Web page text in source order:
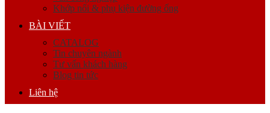
Khớp nối & phụ kiện đường ống
BÀI VIẾT
CATALOG
Tin chuyên ngành
Tư vấn khách hàng
Blog tin tức
Liên hệ